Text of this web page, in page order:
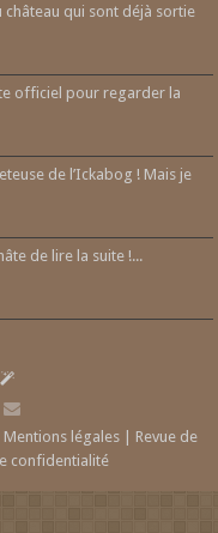
château qui sont déjà sortie
officiel pour regarder la
de l’Ickabog ! Mais je
de lire la suite !...
Mentions légales | Revue de
confidentialité